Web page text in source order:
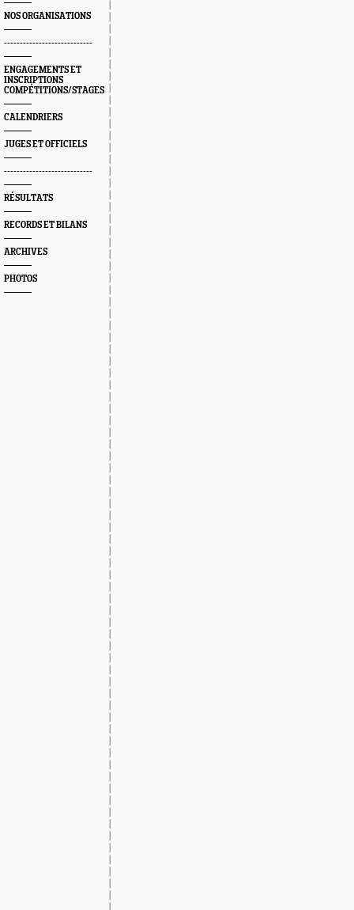
NOS ORGANISATIONS
----------------------------
ENGAGEMENTS ET
INSCRIPTIONS
COMPÉTITIONS/STAGES
CALENDRIERS
JUGES ET OFFICIELS
----------------------------
RÉSULTATS
RECORDS ET BILANS
ARCHIVES
PHOTOS